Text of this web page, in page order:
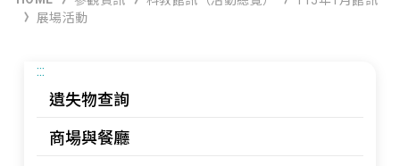
展場活動
:::
遺失物查詢
商場與餐廳